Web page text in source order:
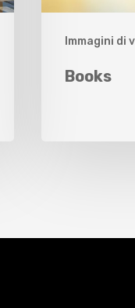
Immagini di
Books